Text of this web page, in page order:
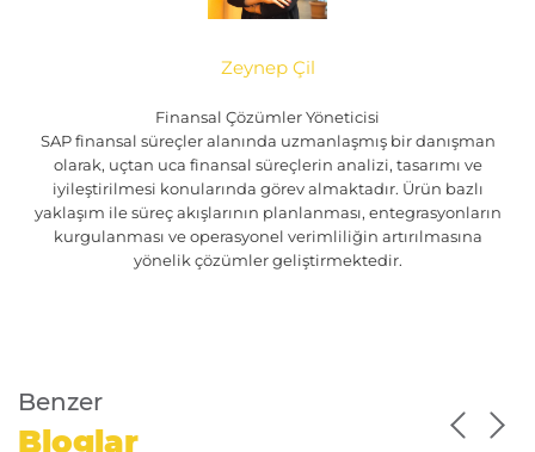
Zeynep Çil
Finansal Çözümler Yöneticisi
SAP finansal süreçler alanında uzmanlaşmış bir danışman
olarak, uçtan uca finansal süreçlerin analizi, tasarımı ve
iyileştirilmesi konularında görev almaktadır. Ürün bazlı
yaklaşım ile süreç akışlarının planlanması, entegrasyonların
kurgulanması ve operasyonel verimliliğin artırılmasına
yönelik çözümler geliştirmektedir.
Benzer
Bloglar